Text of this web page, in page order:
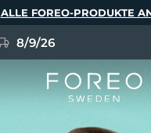
ALLE FOREO-PRODUKTE
8/9/26